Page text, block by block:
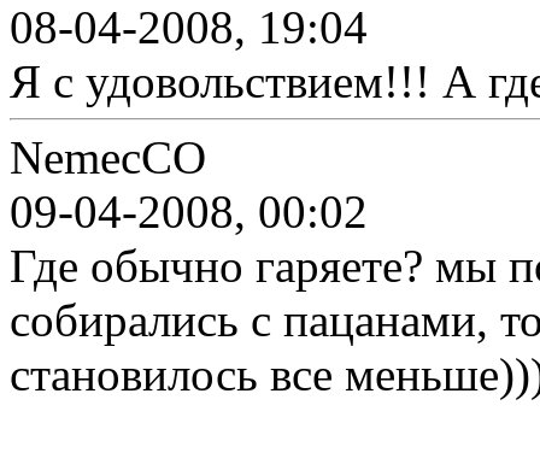
08-04-2008, 19:04
Я с удовольствием!!! А
NemecCO
09-04-2008, 00:02
Где обычно гаряете? мы
собирались с пацанами,
становилось все